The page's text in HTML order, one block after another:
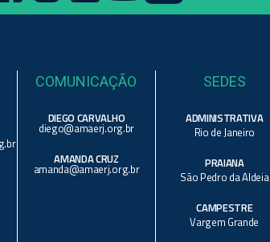
COMUNICAÇÃO
DIEGO CARVALHO
diego@amaerj.org.br
AMANDA CRUZ
amanda@amaerj.org.br
SEDES
ADMINISTRATIVA
Rio de Janeiro
PRAIANA
São Pedro da Aldeia
CAMPESTRE
Vargem Grande